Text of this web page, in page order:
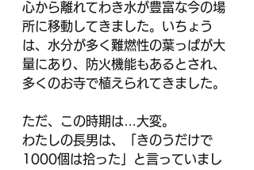
心から離れてわき水が豊富な今の場
所に移動してきました。いちょう
は、水分が多く難燃性の葉っぱが大
量にあり、防火機能もあるとされ、
多くのお寺で植えられてきました。
ただ、この時期は…大変。
わたしの長男は、「きのうだけで
1000個は拾った」と言っていまし